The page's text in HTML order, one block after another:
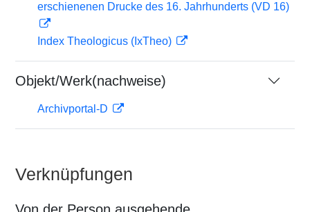
erschienenen Drucke des 16. Jahrhunderts (VD 16)
Index Theologicus (IxTheo)
Objekt/Werk(nachweise)
Archivportal-D
Verknüpfungen